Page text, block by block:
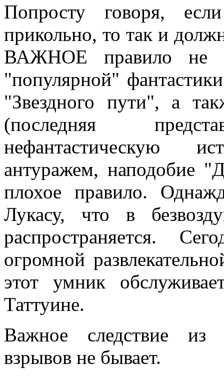
Попросту говоря,
прикольно, то так и
ВАЖНОЕ правило не
"популярной"
"Звездного пути", а
(последняя
нефантастическую
антуражем, наподобие
плохое правило.
Лукасу, что в
распространяется.
огромной
этот умник
Таттуине.
Важное следствие из
взрывов не бывает.